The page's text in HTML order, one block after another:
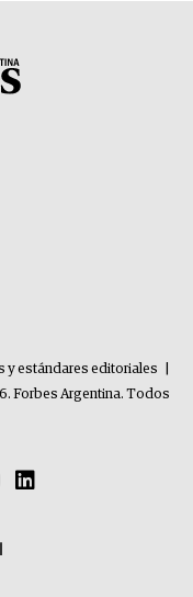
y estándares editoriales
Forbes Argentina. Todos